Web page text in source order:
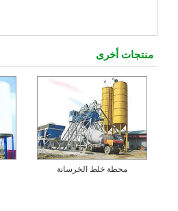
منتجات أخرى
محطة خلط الخرسانة